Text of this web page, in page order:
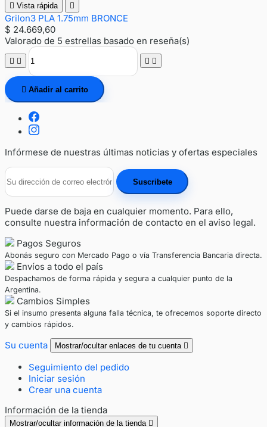
 Vista rápida 
Grilon3 PLA 1.75mm BRONCE
$ 24.669,60
Valorado de 5 estrellas basado en reseña(s)
   
 Añadir al carrito
Infórmese de nuestras últimas noticias y ofertas especiales
Puede darse de baja en cualquier momento. Para ello,
consulte nuestra información de contacto en el aviso legal.
Pagos Seguros
Abonás seguro con Mercado Pago o vía Transferencia Bancaria directa.
Envíos a todo el país
Despachamos de forma rápida y segura a cualquier punto de la
Argentina.
Cambios Simples
Si el insumo presenta alguna falla técnica, te ofrecemos soporte directo
y cambios rápidos.
Su cuenta Mostrar/ocultar enlaces de tu cuenta 
Seguimiento del pedido
Iniciar sesión
Crear una cuenta
Información de la tienda
Mostrar/ocultar información de la tienda 